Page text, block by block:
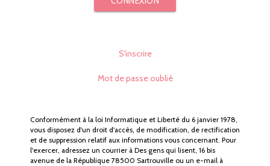
S'inscrire
Mot de passe oublié
Conformément à la loi Informatique et Liberté du 6 janvier 1978,
vous disposez d'un droit d'accès, de modification, de rectification
et de suppression relatif aux informations vous concernant. Pour
l'exercer, adressez un courrier à Des gens qui lisent, 16 bis
avenue de la République 78500 Sartrouville ou un e-mail à